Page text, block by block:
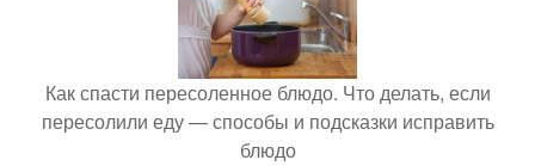
Как спасти пересоленное блюдо. Что делать, если
пересолили еду — способы и подсказки исправить
блюдо